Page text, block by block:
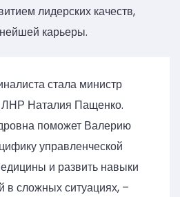
лидерских качеств,
карьеры.
стала министр
ЛНР Наталия Пащенко.
поможет Валерию
управленческой
и развить навыки
в сложных ситуациях, –